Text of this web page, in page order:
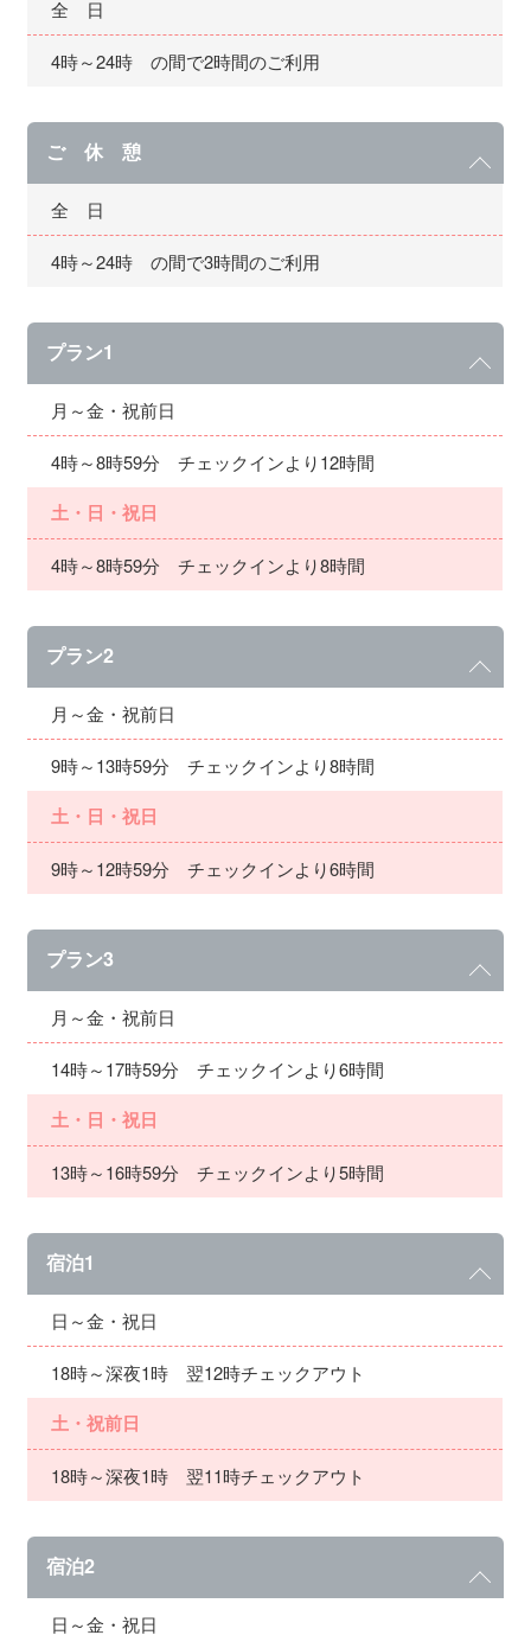
全 日
4時～24時 の間で2時間のご利用
ご 休 憩
全 日
4時～24時 の間で3時間のご利用
プラン1
月～金・祝前日
4時～8時59分 チェックインより12時間
土・日・祝日
4時～8時59分 チェックインより8時間
プラン2
月～金・祝前日
9時～13時59分 チェックインより8時間
土・日・祝日
9時～12時59分 チェックインより6時間
プラン3
月～金・祝前日
14時～17時59分 チェックインより6時間
土・日・祝日
13時～16時59分 チェックインより5時間
宿泊1
日～金・祝日
18時～深夜1時 翌12時チェックアウト
土・祝前日
18時～深夜1時 翌11時チェックアウト
宿泊2
日～金・祝日